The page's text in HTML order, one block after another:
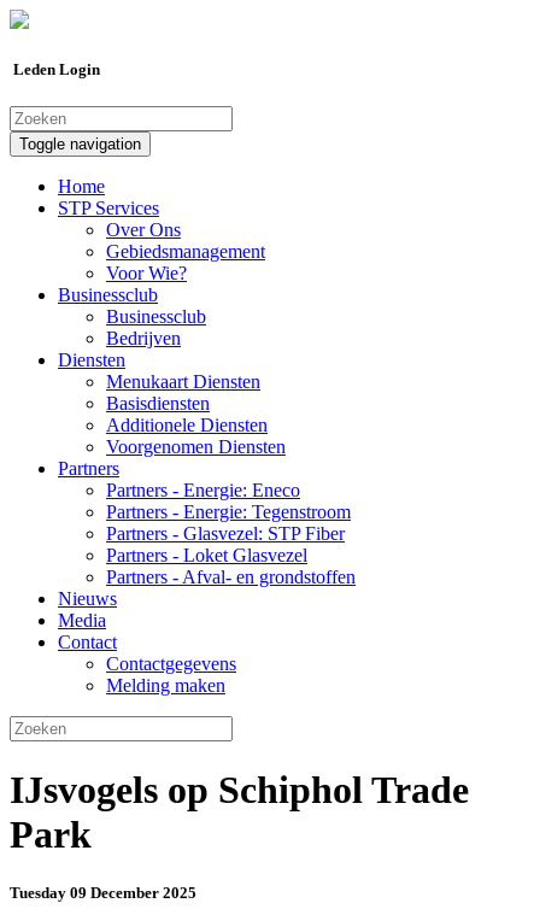
Leden Login
Toggle navigation
Home
STP Services
Over Ons
Gebiedsmanagement
Voor Wie?
Businessclub
Businessclub
Bedrijven
Diensten
Menukaart Diensten
Basisdiensten
Additionele Diensten
Voorgenomen Diensten
Partners
Partners - Energie: Eneco
Partners - Energie: Tegenstroom
Partners - Glasvezel: STP Fiber
Partners - Loket Glasvezel
Partners - Afval- en grondstoffen
Nieuws
Media
Contact
Contactgegevens
Melding maken
IJsvogels op Schiphol Trade
Park
Tuesday 09 December 2025